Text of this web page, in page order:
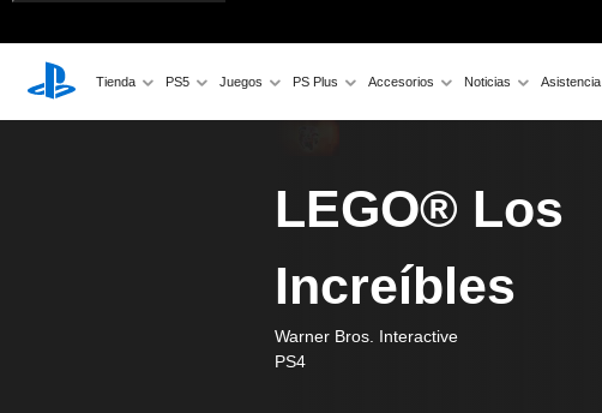
Tienda PS5 Juegos PS Plus Accesorios Noticias Asistencia
LEGO® Los
Increíbles
Warner Bros. Interactive
PS4